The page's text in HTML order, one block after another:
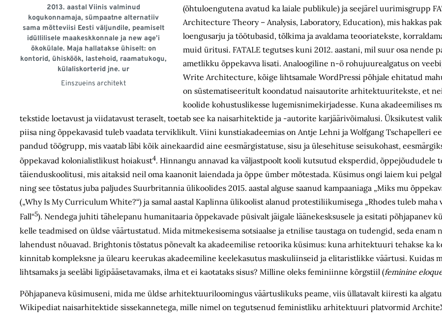
2013. aastal Viinis valminud
kogukonnamaja, sümpaatne alternatiiv
sama mõtteviisi Eesti väljundile, peamiselt
idüllilisele maakeskkonnale ja new age’i
ökokülale. Maja hallatakse ühiselt: on
kontorid, ühisköök, lastehoid, raamatukogu,
külaliskorterid jne. ur
Einszueins architekt
(õhtuloengutena avatud ka laiale publikule) ja seejärel uurimisgrupp
Architecture Theory – Analysis, Laboratory, Education), mis hakkas
loengusarju ja töötubasid, tõlkima ja avaldama teooriatekste,
muid üritusi. FATALE tegutses kuni 2012. aastani, mil suur osa nende
ametlikku õppekavva lisati. Analoogiline n-ö rohujuurealgatus on
Write Architecture, kõige lihtsamale WordPressi põhjale ehitatud
on süstematiseeritult koondatud naisautorite arhitektuuritekste, et
koolide kohustuslikesse lugemisnimekirjadesse. Kuna akadeemilises
tekstide loetavust ja viidatavust teraselt, toetab see ka naisarhitektide ja -autorite karjäärivõimalusi. Üksikutest
piisa ning õppekavasid tuleb vaadata terviklikult. Viini kunstiakadeemias on Antje Lehni ja Wolfgang Tschapelleri
pandud töögrupp, mis vaatab läbi kõik ainekaardid aine eesmärgistatuse, sisu ja ülesehituse seisukohast,
õppekavad kolonialistlikust hoiakust4. Hinnangu annavad ka väljastpoolt kooli kutsutud eksperdid, õppejõududele
täienduskoolitusi, mis aitaksid neil oma kaanonit laiendada ja õppe ümber mõtestada. Küsimus ongi laiem kui
ning see tõstatus juba paljudes Suurbritannia ülikoolides 2015. aastal alguse saanud kampaaniaga „Miks mu
(„Why Is My Curriculum White?“) ja samal aastal Kaplinna ülikoolist alanud protestiliikumisega „Rhodes tuleb maha
Fall“5). Nendega juhiti tähelepanu humanitaaria õppekavade püsivalt jäigale läänekesksusele ja esitati põhjapanev
kelle teadmised on üldse väärtustatud. Mida mitmekesisema sotsiaalse ja etnilise taustaga on tudengid, seda enam
lahendust nõuavad. Brightonis tõstatus põnevalt ka akadeemilise retoorika küsimus: kuna arhitektuuri tehakse ka
kinnitab kompleksne ja ülearu keerukas akadeemiline keelekasutus maskuliinseid ja elitaristlikke väärtusi. Kuidas
lihtsamaks ja seeläbi ligipääsetavamaks, ilma et ei kaotataks sisus? Milline oleks feminiinne kõrgstiil (feminine
Põhjapaneva küsimuseni, mida me üldse arhitektuuriloomingus väärtuslikuks peame, viis üllatavalt kiiresti ka
Wikipediat naisarhitektide sissekannetega, mille nimel on tegutsenud feministliku arhitektuuri platvormid